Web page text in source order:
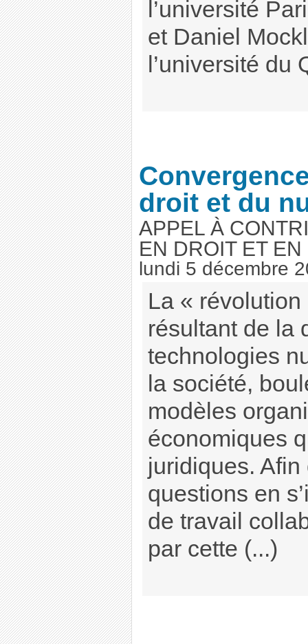
l’université
et Daniel
l’université du
droit et du
APPEL À
EN DROIT ET
lundi 5 décembre
La «
résultant de la
technologies
la société,
modèles
économiques
juridiques. Afin
questions en
de travail
par cette (...)